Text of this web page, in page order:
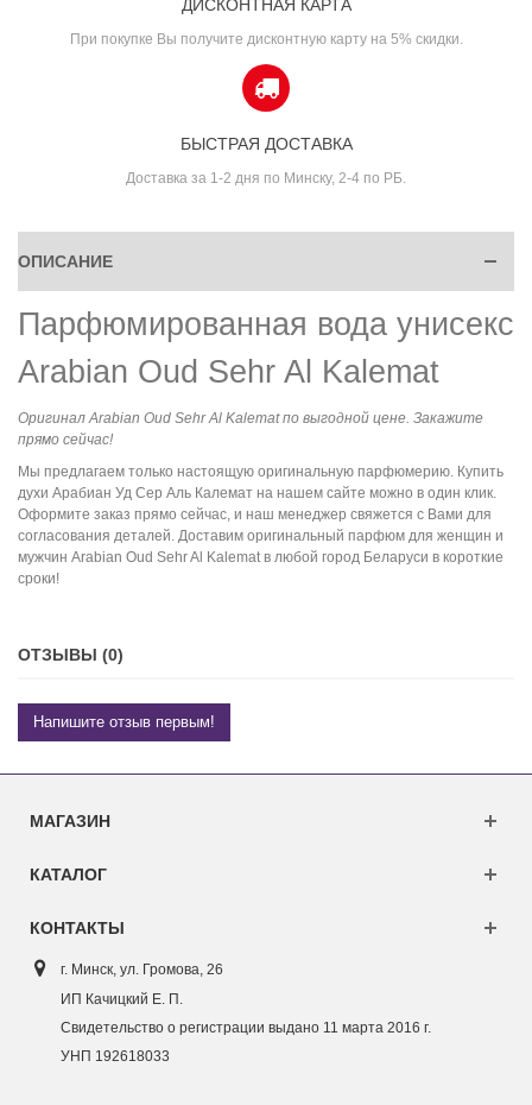
ДИСКОНТНАЯ КАРТА
При покупке Вы получите дисконтную карту на 5% скидки.
БЫСТРАЯ ДОСТАВКА
Доставка за 1-2 дня по Минску, 2-4 по РБ.
ОПИСАНИЕ
Парфюмированная вода унисекс
Arabian Oud Sehr Al Kalemat
Оригинал Arabian Oud Sehr Al Kalemat по выгодной цене. Закажите
прямо сейчас!
Мы предлагаем только настоящую оригинальную парфюмерию. Купить
духи Арабиан Уд Сер Аль Калемат на нашем сайте можно в один клик.
Оформите заказ прямо сейчас, и наш менеджер свяжется с Вами для
согласования деталей. Доставим оригинальный парфюм для женщин и
мужчин Arabian Oud Sehr Al Kalemat в любой город Беларуси в короткие
сроки!
ОТЗЫВЫ (0)
Напишите отзыв первым!
МАГАЗИН
КАТАЛОГ
КОНТАКТЫ
г. Минск, ул. Громова, 26
ИП Качицкий Е. П.
Свидетельство о регистрации выдано 11 марта 2016 г.
УНП 192618033